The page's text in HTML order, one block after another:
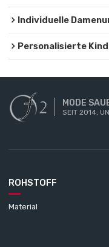
Individuelle
Personalisierte
MODE
SEIT 2014,
ROHSTOFF
Material